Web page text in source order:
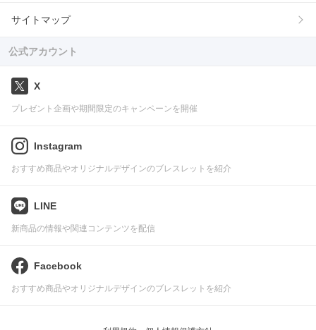
サイトマップ
公式アカウント
X
プレゼント企画や期間限定のキャンペーンを開催
Instagram
おすすめ商品やオリジナルデザインのブレスレットを紹介
LINE
新商品の情報や関連コンテンツを配信
Facebook
おすすめ商品やオリジナルデザインのブレスレットを紹介